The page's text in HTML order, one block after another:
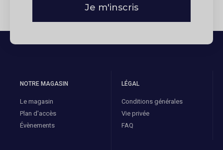
Je m'inscris
NOTRE MAGASIN
Le magasin
Plan d'accès
Évènements
LÉGAL
Conditions générales
Vie privée
FAQ